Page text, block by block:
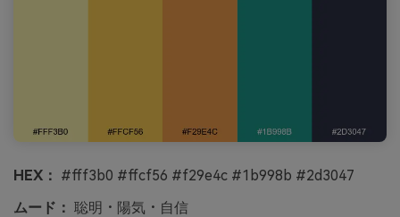
HEX： #fff3b0 #ffcf56 #f29e4c #1b998b #2d3047
ムード： 聡明・陽気・自信